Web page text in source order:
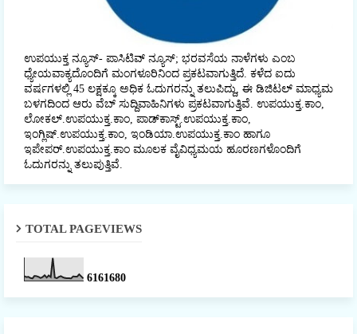
ಉಪಯುಕ್ತ ನ್ಯೂಸ್- ಪಾಸಿಟಿವ್ ನ್ಯೂಸ್; ಭರವಸೆಯ ನಾಳೆಗಳು ಎಂಬ
ಧ್ಯೇಯವಾಕ್ಯದೊಂದಿಗೆ ಮಂಗಳೂರಿನಿಂದ ಪ್ರಕಟವಾಗುತ್ತಿದೆ. ಕಳೆದ ಐದು
ವರ್ಷಗಳಲ್ಲಿ 45 ಲಕ್ಷಕ್ಕೂ ಅಧಿಕ ಓದುಗರನ್ನು ತಲುಪಿದ್ದು, ಈ ಡಿಜಿಟಲ್‌ ಮಾಧ್ಯಮ
ಬಳಗದಿಂದ ಆರು ವೆಬ್ ಸುದ್ದಿವಾಹಿನಿಗಳು ಪ್ರಕಟವಾಗುತ್ತಿವೆ. ಉಪಯುಕ್ತ.ಕಾಂ,
ಲೋಕಲ್‌.ಉಪಯುಕ್ತ.ಕಾಂ, ಪಾಡ್‌ಕಾಸ್ಟ್‌.ಉಪಯುಕ್ತ.ಕಾಂ,
ಇಂಗ್ಲಿಷ್.ಉಪಯುಕ್ತ.ಕಾಂ, ಇಂಡಿಯಾ.ಉಪಯುಕ್ತ.ಕಾಂ ಹಾಗೂ
ಇಪೇಪರ್‌.ಉಪಯುಕ್ತ.ಕಾಂ ಮೂಲಕ ವೈವಿಧ್ಯಮಯ ಹೂರಣಗಳೊಂದಿಗೆ
ಓದುಗರನ್ನು ತಲುಪುತ್ತಿವೆ.
TOTAL PAGEVIEWS
61 61 680